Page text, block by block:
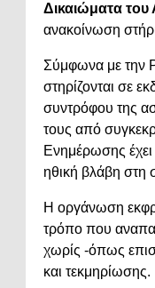
Δικαιώματα
ανακοίνωση
Σύμφωνα με την
στηρίζονται σε
συντρόφου της
τους από
Ενημέρωσης
ηθική βλάβη στη
Η οργάνωση
τρόπο που
χωρίς -όπως
και τεκμηρίωσης.